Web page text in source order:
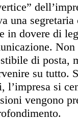
una
in dovere di
di posta,
su tutto.
l’impresa si
vengono